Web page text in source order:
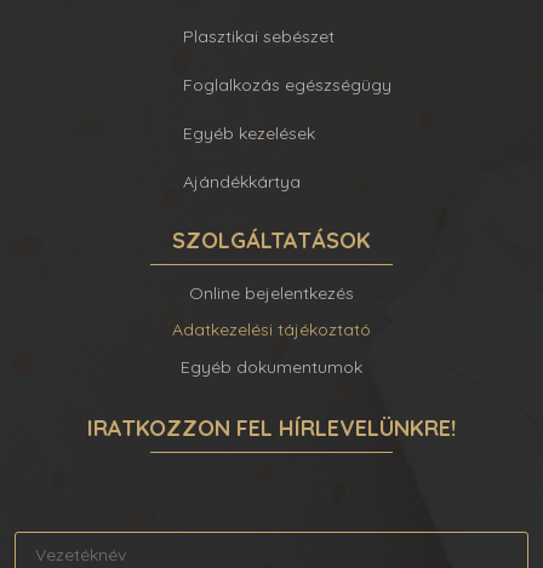
Plasztikai sebészet
Foglalkozás egészségügy
Egyéb kezelések
Ajándékkártya
SZOLGÁLTATÁSOK
Online bejelentkezés
Adatkezelési tájékoztató
Egyéb dokumentumok
IRATKOZZON FEL HÍRLEVELÜNKRE!